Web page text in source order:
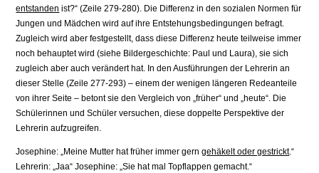
entstanden ist?“ (Zeile 279-280). Die Differenz in den sozialen Normen für
Jungen und Mädchen wird auf ihre Entstehungsbedingungen befragt.
Zugleich wird aber festgestellt, dass diese Diffe­renz heute teilweise immer
noch behauptet wird (siehe Bildergeschichte: Paul und Laura), sie sich
zugleich aber auch verändert hat. In den Ausführungen der Lehrerin an
dieser Stelle (Zeile 277-293) – einem der wenigen längeren Rede­anteile
von ihrer Seite – betont sie den Vergleich von „früher“ und „heute“. Die
Schülerinnen und Schüler versuchen, diese doppelte Perspektive der
Lehrerin aufzugreifen.
Josephine: „Meine Mutter hat früher immer gerngehäkelt oder gestrickt.“
Lehrerin: „Jaa“ Josephine: „Sie hat mal Topflappen gemacht.“